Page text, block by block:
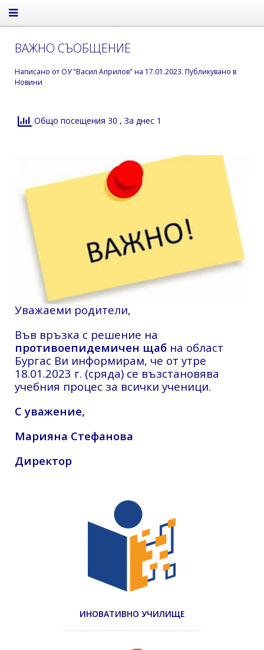
ВАЖНО СЪОБЩЕНИЕ
Написано от ОУ "Васил Априлов" на 17.01.2023. Публикувано в
Новини
Общо посещения 30 , За днес 1
Уважаеми родители,
Във връзка с решение на
противоепидемичен щаб на област
Бургас Ви информирам, че от утре
18.01.2023 г. (сряда) се възстановява
учебния процес за всички ученици.
С уважение,
Марияна Стефанова
Директор
ИНОВАТИВНО УЧИЛИЩЕ